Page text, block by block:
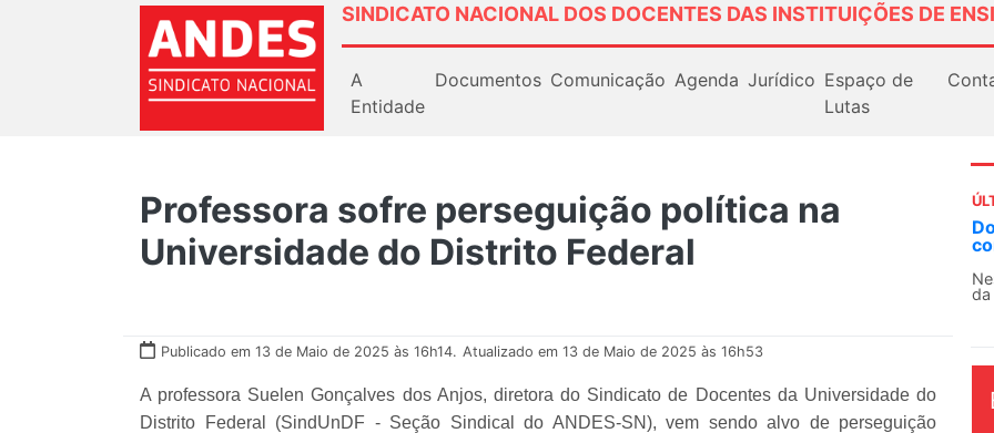
SINDICATO NACIONAL DOS DOCENTES DAS INSTITUIÇÕES DE
A
Entidade
Documentos Comunicação Agenda Jurídico Espaço de
Lutas
Professora sofre perseguição política na
Universidade do Distrito Federal
Publicado em 13 de Maio de 2025 às 16h14. Atualizado em 13 de Maio de 2025 às 16h53
A professora Suelen Gonçalves dos Anjos, diretora do Sindicato de Docentes da Universidade do
Distrito Federal (SindUnDF - Seção Sindical do ANDES-SN), vem sendo alvo de perseguição
Docentes paralisam novamente as atividades
contra as políticas de Milei na Argentina
O